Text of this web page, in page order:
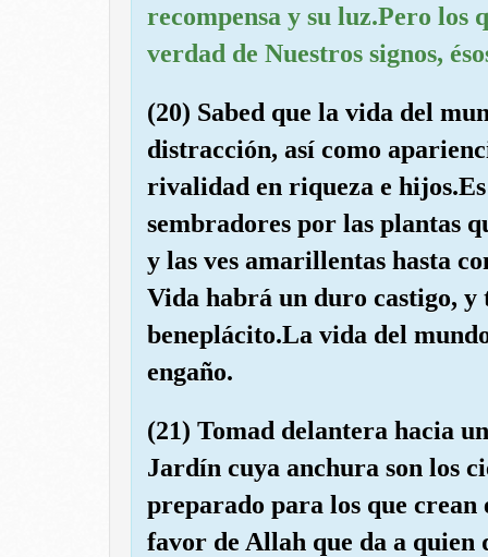
recompensa y su luz.Pero los
verdad de Nuestros signos,
(20) Sabed que la vida del
distracción, así como
rivalidad en riqueza e
sembradores por las plantas
y las ves amarillentas hasta
Vida habrá un duro castigo,
beneplácito.La vida del
engaño.
(21) Tomad delantera hacia
Jardín cuya anchura son los
preparado para los que crean
favor de Allah que da a quien